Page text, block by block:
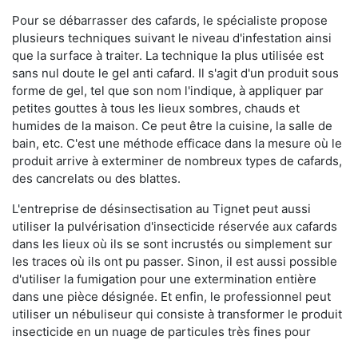
Pour se débarrasser des cafards, le spécialiste propose
plusieurs techniques suivant le niveau d'infestation ainsi
que la surface à traiter. La technique la plus utilisée est
sans nul doute le gel anti cafard. Il s'agit d'un produit sous
forme de gel, tel que son nom l'indique, à appliquer par
petites gouttes à tous les lieux sombres, chauds et
humides de la maison. Ce peut être la cuisine, la salle de
bain, etc. C'est une méthode efficace dans la mesure où le
produit arrive à exterminer de nombreux types de cafards,
des cancrelats ou des blattes.
L'entreprise de désinsectisation au Tignet peut aussi
utiliser la pulvérisation d'insecticide réservée aux cafards
dans les lieux où ils se sont incrustés ou simplement sur
les traces où ils ont pu passer. Sinon, il est aussi possible
d'utiliser la fumigation pour une extermination entière
dans une pièce désignée. Et enfin, le professionnel peut
utiliser un nébuliseur qui consiste à transformer le produit
insecticide en un nuage de particules très fines pour